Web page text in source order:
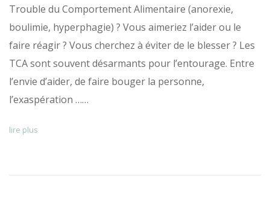
Trouble du Comportement Alimentaire (anorexie,
boulimie, hyperphagie) ? Vous aimeriez l’aider ou le
faire réagir ? Vous cherchez à éviter de le blesser ? Les
TCA sont souvent désarmants pour l’entourage. Entre
l’envie d’aider, de faire bouger la personne,
l’exaspération ……
lire plus